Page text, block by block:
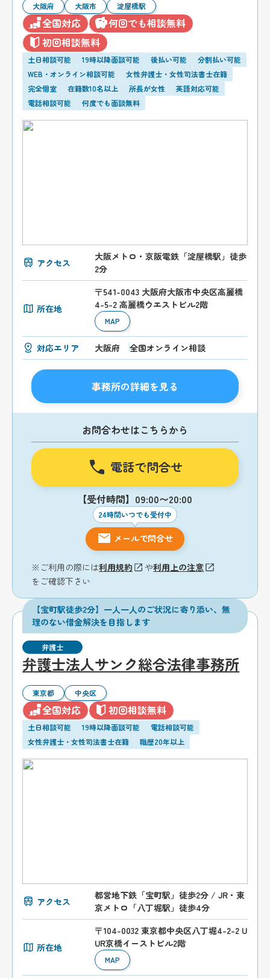
大阪府 大阪市 淀屋橋駅
全国対応
何回でも相談無料
初回相談無料
土日相談可能 19時以降面談可能 後払い可能
分割払い可能
WEB・オンライン相談可能
女性弁護士・女性司法書士在籍
完全個室
在籍数10名以上 所長が女性
英語対応可能
電話相談可能
何度でも面談無料
アクセス
大阪メトロ・京阪電鉄「淀屋橋駅」徒歩
2分
所在地
〒541-0043 大阪府大阪市中央区高麗橋
4-5-2 高麗橋ウエストビル2階
MAP
対応エリア 大阪府 全国オンライン相談
事務所の詳細を見る
お問合わせはこちらから
電話で問合せ
【受付時間】09:00〜20:00
24時間いつでも受付中
メールで問合せ
※ご利用の際には利用規約 や利用上の注意
をご確認下さい
【宝町駅徒歩2分】一人一人のご状況に寄り添い、無
理のない借金解決を目指します
弁護士
弁護士法人サンク総合法律事務所
東京都 中央区
全国対応 初回相談無料
土日相談可能 19時以降面談可能
電話相談可能
女性弁護士・女性司法書士在籍
職歴20年以上
アクセス
都営地下鉄「宝町駅」徒歩2分 / JR・東
京メトロ「八丁堀駅」徒歩4分
所在地
〒104-0032 東京都中央区八丁堀4-2-2 U
UR京橋イーストビル2階
MAP